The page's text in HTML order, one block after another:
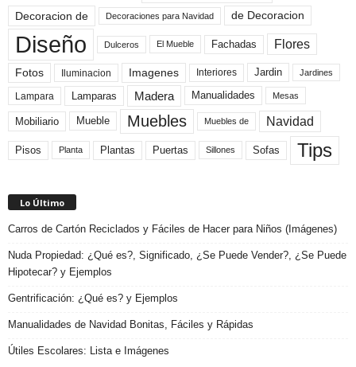
Decoracion de Decoraciones para Navidad de Decoracion
Diseño Dulceros El Mueble Fachadas Flores
Fotos Iluminacion Imagenes Interiores Jardin Jardines
Lampara Lamparas Madera Manualidades Mesas
Mobiliario Mueble Muebles Muebles de Navidad
Pisos Planta Plantas Puertas Sillones Sofas Tips
Lo Último
Carros de Cartón Reciclados y Fáciles de Hacer para Niños (Imágenes)
Nuda Propiedad: ¿Qué es?, Significado, ¿Se Puede Vender?, ¿Se Puede
Hipotecar? y Ejemplos
Gentrificación: ¿Qué es? y Ejemplos
Manualidades de Navidad Bonitas, Fáciles y Rápidas
Útiles Escolares: Lista e Imágenes